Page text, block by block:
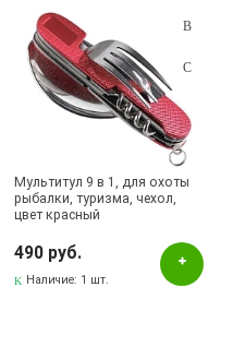
Розничная цена
Цвет
Мультитул 9 в 1, для охоты
рыбалки, туризма, чехол,
цвет красный
490 руб.
Наличие: 1 шт.